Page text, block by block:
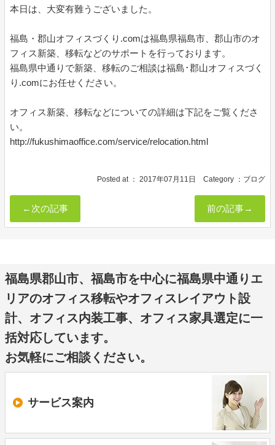
本日は、大変有難うございました。
福島・郡山オフィスづくり.comは福島県福島市、郡山市のオ
フィス新築、移転などのサポートを行っております。
福島県中通りで新築、移転のご相談は福島･郡山オフィスづく
り.comにお任せください。
オフィス新築、移転などについての詳細は下記をご覧くださ
い。
http://fukushimaoffice.com/service/relocation.html
Posted at ： 2017年07月11日 Category ： ブログ
前の記事→
←次の記事
福島県郡山市、福島市を中心に福島県中通りエ
リアのオフィス移転やオフィスレイアウト設
計、オフィス内装工事、オフィス家具選定に一
括対応しています。
お気軽にご相談ください。
サービス案内